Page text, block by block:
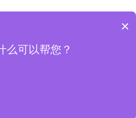
×
么可以帮您？